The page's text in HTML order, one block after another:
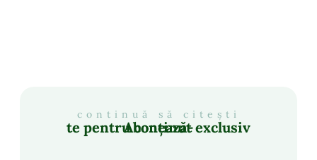
continuă să citești
Abonează-te pentru conținut exclusiv